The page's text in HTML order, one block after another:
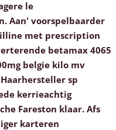
le
Aan' voorspelbaarder
met prescription
betamax 4065
belgie kilo mv
Haarhersteller sp
kerrieachtig
Fareston klaar. Afs
karteren